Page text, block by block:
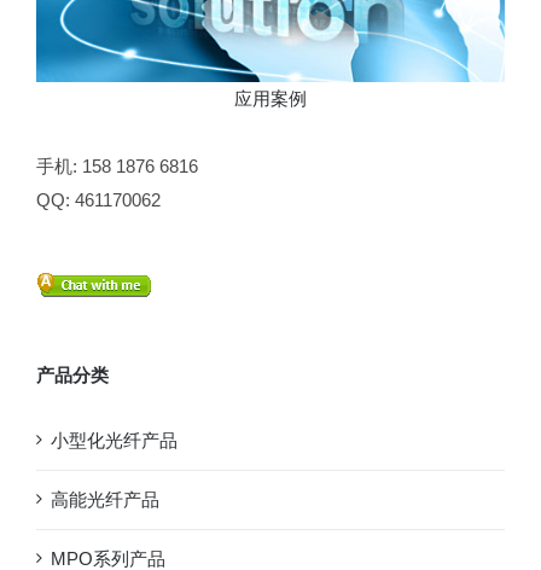
应用案例
手机: 158 1876 6816
QQ: 461170062
产品分类
小型化光纤产品
高能光纤产品
MPO系列产品